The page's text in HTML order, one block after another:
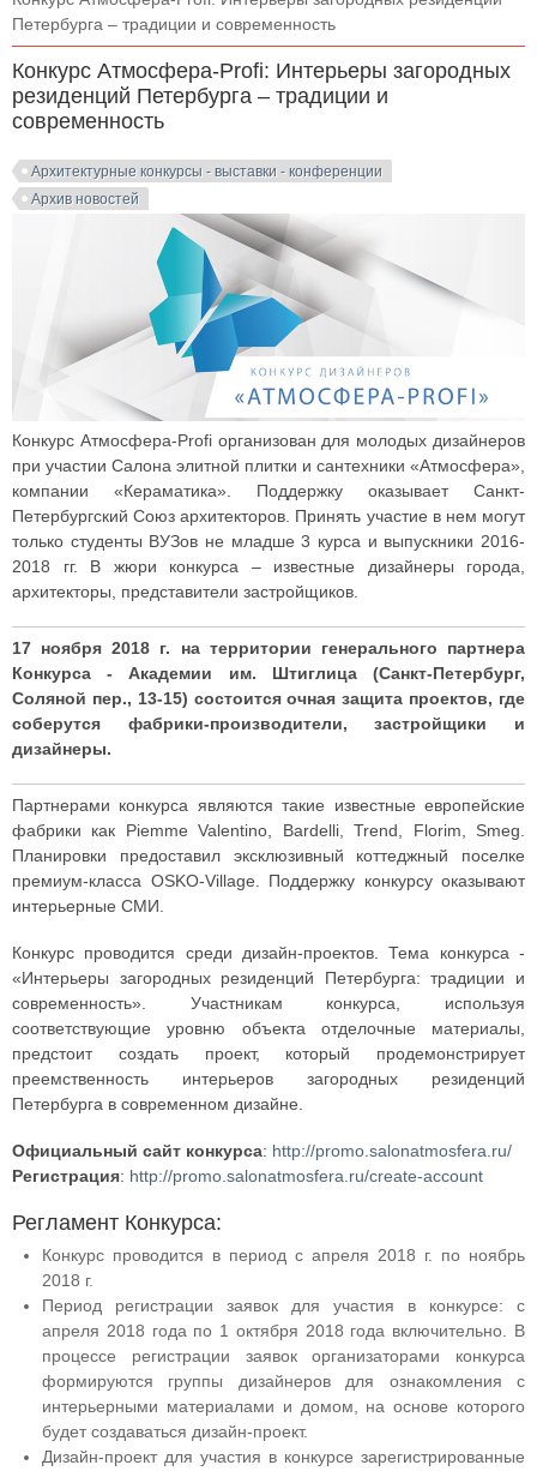
Петербурга – традиции и современность
Конкурс Атмосфера-Profi: Интерьеры загородных
резиденций Петербурга – традиции и
современность
Архитектурные конкурсы - выставки - конференции
Архив новостей
Конкурс Атмосфера-Profi организован для молодых дизайнеров
при участии Салона элитной плитки и сантехники «Атмосфера»,
компании «Кераматика». Поддержку оказывает Санкт-
Петербургский Союз архитекторов. Принять участие в нем могут
только студенты ВУЗов не младше 3 курса и выпускники 2016-
2018 гг. В жюри конкурса – известные дизайнеры города,
архитекторы, представители застройщиков.
17 ноября 2018 г. на территории генерального партнера
Конкурса - Академии им. Штиглица (Санкт-Петербург,
Соляной пер., 13-15) состоится очная защита проектов, где
соберутся фабрики-производители, застройщики и
дизайнеры.
Партнерами конкурса являются такие известные европейские
фабрики как Piemme Valentino, Bardelli, Trend, Florim, Smeg.
Планировки предоставил эксклюзивный коттеджный поселке
премиум-класса OSKO-Village. Поддержку конкурсу оказывают
интерьерные СМИ.
Конкурс проводится среди дизайн-проектов. Тема конкурса -
«Интерьеры загородных резиденций Петербурга: традиции и
современность». Участникам конкурса, используя
соответствующие уровню объекта отделочные материалы,
предстоит создать проект, который продемонстрирует
преемственность интерьеров загородных резиденций
Петербурга в современном дизайне.
Официальный сайт конкурса: http://promo.salonatmosfera.ru/
Регистрация: http://promo.salonatmosfera.ru/create-account
Регламент Конкурса:
Конкурс проводится в период с апреля 2018 г. по ноябрь
2018 г.
Период регистрации заявок для участия в конкурсе: с
апреля 2018 года по 1 октября 2018 года включительно. В
процессе регистрации заявок организаторами конкурса
формируются группы дизайнеров для ознакомления с
интерьерными материалами и домом, на основе которого
будет создаваться дизайн-проект.
Дизайн-проект для участия в конкурсе зарегистрированные